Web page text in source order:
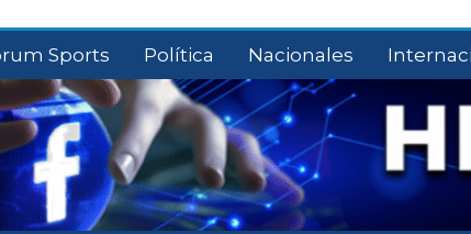
Sports Política Nacionales